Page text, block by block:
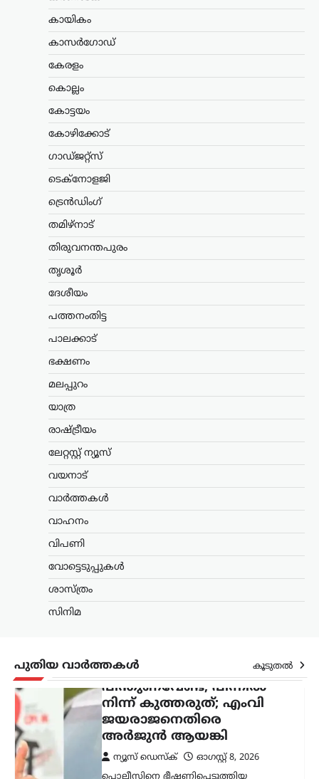
കായികം
കാസർഗോഡ്
കേരളം
കൊല്ലം
കോട്ടയം
കോഴിക്കോട്
ഗാഡ്ജറ്റ്സ്
ടെക്നോളജി
ട്രെൻഡിംഗ്
തമിഴ്നാട്
തിരുവനന്തപുരം
തൃശൂർ
ദേശീയം
പത്തനംതിട്ട
പാലക്കാട്
ഭക്ഷണം
മലപ്പുറം
യാത്ര
രാഷ്ട്രീയം
ലേറ്റസ്റ്റ് ന്യൂസ്
വയനാട്
വാർത്തകൾ
വാഹനം
വിപണി
വോട്ടെടുപ്പുകൾ
ശാസ്ത്രം
സിനിമ
പുതിയ വാർത്തകൾ കൂടുതൽ
അധികാരത്തിലില്ലെങ്കിലും വി.ഡി.
സതീശന്റെ നേതൃത്വത്തിലുള്ള യുഡിഎഫ്
അജണ്ടകൾ നടപ്പാക്കുകയാണെന്ന്
എം.വി. ഗോവിന്ദൻ മാസ്റ്റർ ആരോപിച്ചു.
ട്രെൻഡിംഗ്,ദേശീയം,രാഷ്ട്രീയം
പ്രധാനമന്ത്രിക്ക്
യുവാക്കളെ കാണാൻ
സമയമില്ല;
കൂറുമാറിയവരെ
നിൽക്കുമെന്ന് ഉറപ്പ്
നൽകാനും സമയം
കണ്ടെത്തുന്നു: ഉദ്ധവ്
രൂക്ഷ വിമർശനവുമായി ശിവസേന
രാജ്യത്ത് പ്രതിഷേധിക്കുന്ന യുവാക്കളുടെ
വിട്ട്…
കേരളം
പിന്തുണവേണ്ട, പിന്നില്‍
നിന്ന് കുത്തരുത്; എംവി
ജയരാജനെതിരെ
പൊലീസിനെ ഭീഷണിപ്പെടുത്തിയ
കേസിൽ ഒളിവിൽ കഴിയുന്ന അർജുൻ
ട്രെൻഡിംഗ് ലേറ്റസ്റ്റ് ന്യൂസ്
ഉപഭോക്താക്കൾ
ആത്മവിശ്വാസത്തോടെ
E20 പെട്രോൾ
ഉപയോഗിക്കുന്നത്
തുടരണം: കേന്ദ്ര
സർക്കാർ